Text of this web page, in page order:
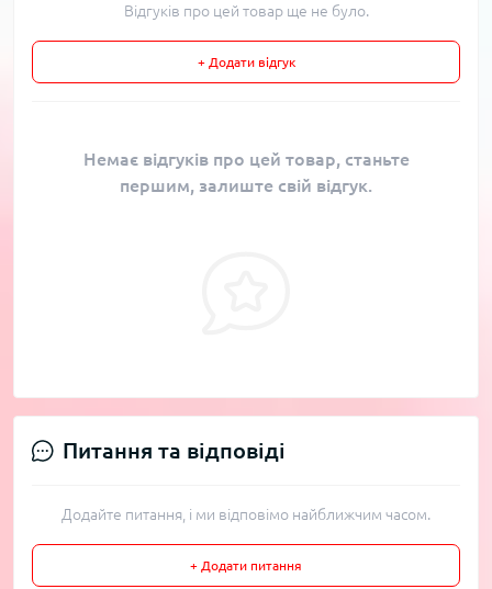
Відгуків про цей товар ще не було.
+ Додати відгук
Немає відгуків про цей товар, станьте
першим, залиште свій відгук.
Питання та відповіді
Додайте питання, і ми відповімо найближчим часом.
+ Додати питання